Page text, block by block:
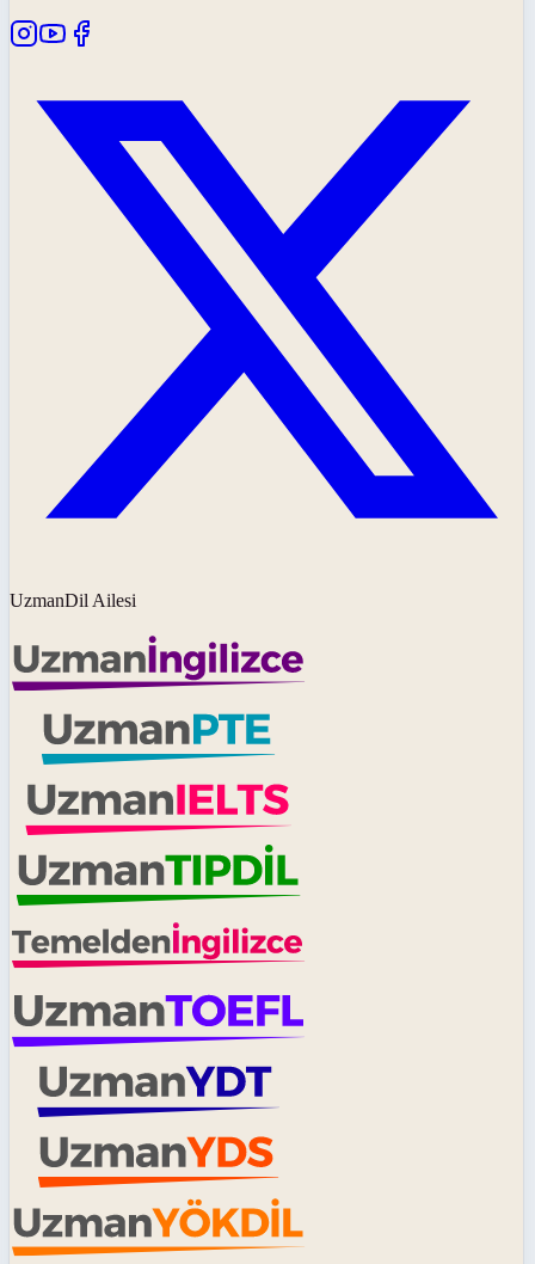
UzmanDil Ailesi